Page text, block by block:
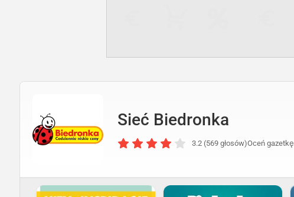
Sieć Biedronka
3.2 (569 głosów)Oceń gazetkę